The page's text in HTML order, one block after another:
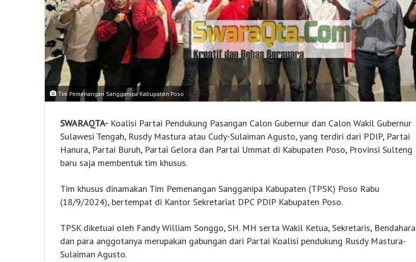
Tim Pemenangan Sangganipa Kabupaten Poso
SWARAQTA- Koalisi Partai Pendukung Pasangan Calon Gubernur dan Calon Wakil Gubernur
Sulawesi Tengah, Rusdy Mastura atau Cudy-Sulaiman Agusto, yang terdiri dari PDIP, Partai
Hanura, Partai Buruh, Partai Gelora dan Partai Ummat di Kabupaten Poso, Provinsi Sulteng
baru saja membentuk tim khusus.
Tim khusus dinamakan Tim Pemenangan Sangganipa Kabupaten (TPSK) Poso Rabu
(18/9/2024), bertempat di Kantor Sekretariat DPC PDIP Kabupaten Poso.
TPSK diketuai oleh Fandy William Songgo, SH. MH serta Wakil Ketua, Sekretaris, Bendahara
dan para anggotanya merupakan gabungan dari Partai Koalisi pendukung Rusdy Mastura-
Sulaiman Agusto.